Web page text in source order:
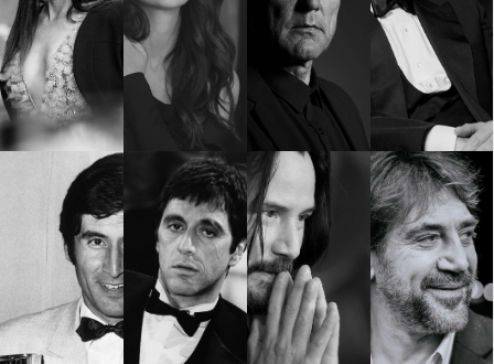
КАТЕГОРИИ
Wine&Dine
Подкасти
Dialogue
Изкуство
Красота
Гурме
Пътувай
Wellness
ЗА НАС
Условия за
ползване
За нас
Реклама
Политика за
поверителност
ModerenDom